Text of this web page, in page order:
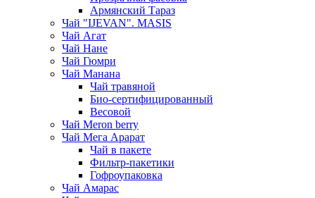
Армянский Тараз
Чай "IJEVAN". MASIS
Чай Агат
Чай Нане
Чай Гюмри
Чай Манана
Чай травяной
Био-сертифицированный
Весовой
Чай Meron berry
Чай Мега Арарат
Чай в пакете
Фильтр-пакетики
Гофроупаковка
Чай Амарас